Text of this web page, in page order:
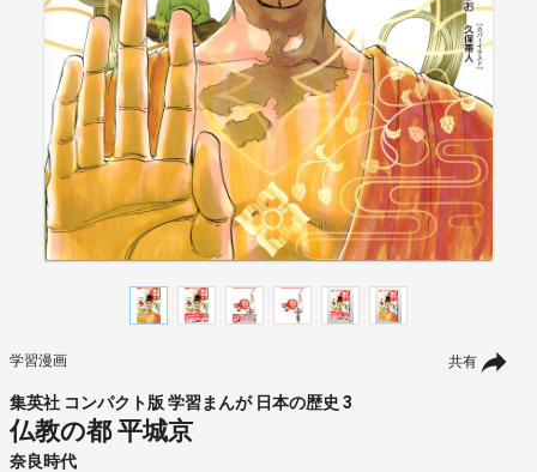
共有
学習漫画
集英社 コンパクト版 学習まんが 日本の歴史 3
仏教の都 平城京
奈良時代